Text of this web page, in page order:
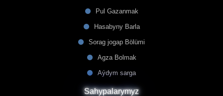
Pul Gazanmak
Hasabyny Barla
Sorag jogap Bölümi
Agza Bolmak
Aýdym sarga
Sahypalarymyz